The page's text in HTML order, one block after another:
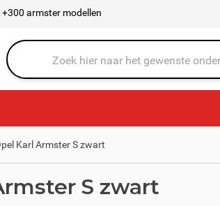
+300 armster modellen
Waar ben je naar op zoek?
Karl Armster S zwart
S zwart